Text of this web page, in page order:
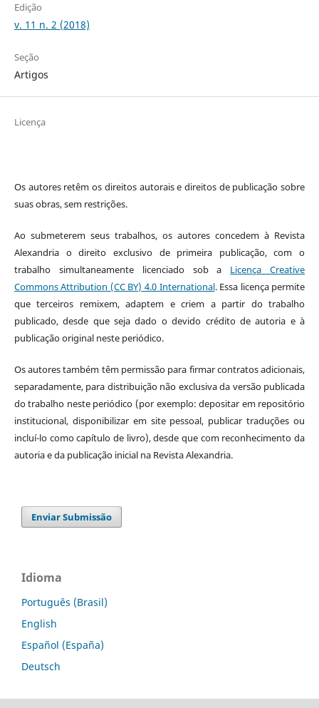
Edição
v. 11 n. 2 (2018)
Seção
Artigos
Licença
Os autores retêm os direitos autorais e direitos de publicação sobre
suas obras, sem restrições.
Ao submeterem seus trabalhos, os autores concedem à Revista
Alexandria o direito exclusivo de primeira publicação, com o
trabalho simultaneamente licenciado sob a Licença Creative
Commons Attribution (CC BY) 4.0 International. Essa licença permite
que terceiros remixem, adaptem e criem a partir do trabalho
publicado, desde que seja dado o devido crédito de autoria e à
publicação original neste periódico.
Os autores também têm permissão para firmar contratos adicionais,
separadamente, para distribuição não exclusiva da versão publicada
do trabalho neste periódico (por exemplo: depositar em repositório
institucional, disponibilizar em site pessoal, publicar traduções ou
incluí-lo como capítulo de livro), desde que com reconhecimento da
autoria e da publicação inicial na Revista Alexandria.
Enviar Submissão
Idioma
Português (Brasil)
English
Español (España)
Deutsch